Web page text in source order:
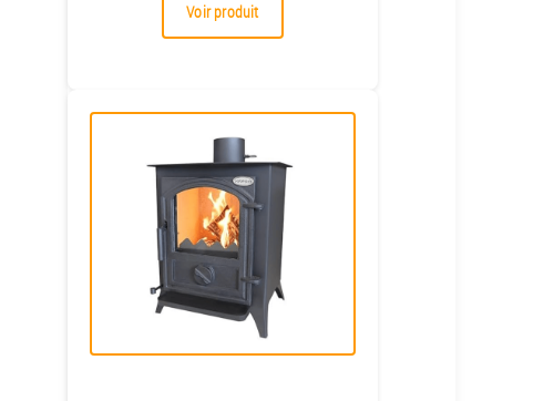
Voir produit